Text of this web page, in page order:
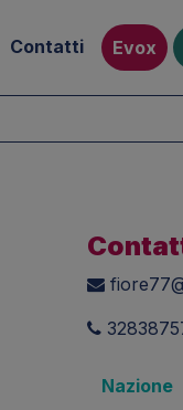
Contatti Evox
Nazione